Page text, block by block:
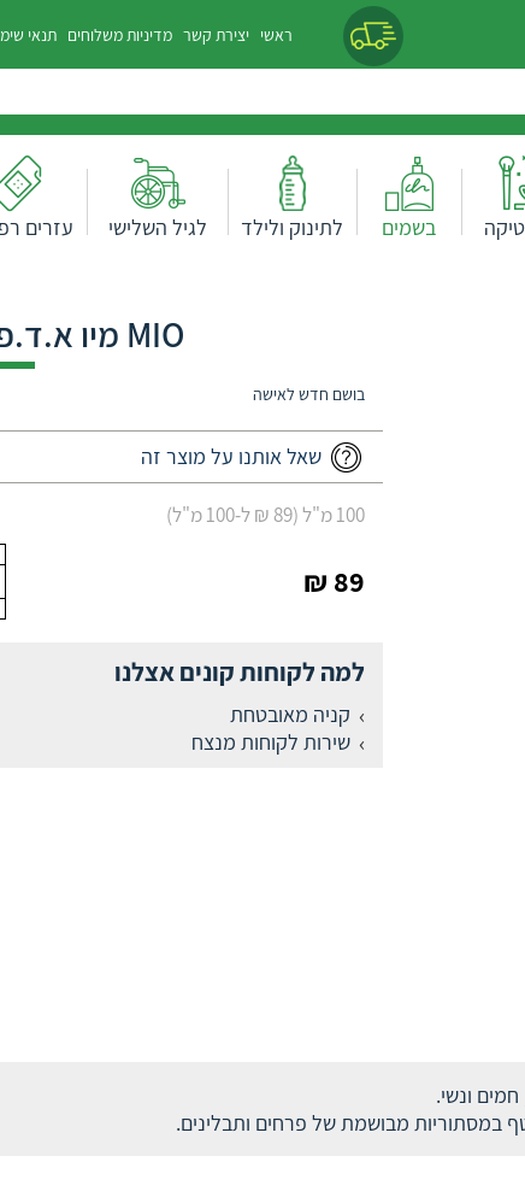
ראשי יצירת קשר מדיניות משלוחים תנאי
בשמים לתינוק ולילד לגיל השלישי עזרים
MIO מיו א.ד.פ לאשה 100 מ"ל
בושם חדש לאישה
שאל אותנו על מוצר זה
100 מ"ל (89 ₪ ל-100 מ"ל)
89 ₪
למה לקוחות קונים אצלנו
קניה מאובטחת
שירות לקוחות מנצח
ונשי.
במסתוריות מבושמת של פרחים ותבלינים.